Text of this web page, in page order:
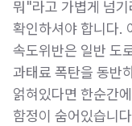
뭐"라고 가볍게 넘
확인하셔야 합니다.
속도위반은 일반 도
과태료 폭탄을 동반
얽혀있다면 한순간
함정이 숨어있습니